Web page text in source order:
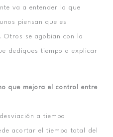
va a entender lo que
piensan que es
Otros se agobian con la
dediques tiempo a explicar
que mejora el control entre
a tiempo
acortar el tiempo total del